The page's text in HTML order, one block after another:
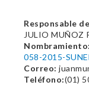
Responsable
JULIO MUÑOZ
Nombramiento:
058-2015-
Correo:
Teléfono:(01)